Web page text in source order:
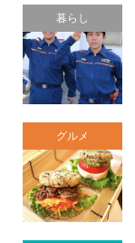
暮らし
グルメ